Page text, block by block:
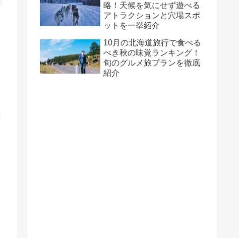
略！天候を気にせず遊べる
アトラクションと穴場スポ
ットを一挙紹介
10月の北海道旅行で食べる
べき秋の味覚ランキング！
旬のグルメ旅プランを徹底
紹介